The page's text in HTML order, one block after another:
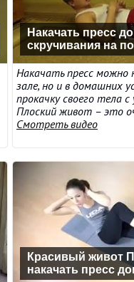
Накачать пресс
скручивания на
Накачать пресс можно
зале, но и в домашних
прокачку своего тела
Плоский живот – это
Смотреть видео
Красивый живот
накачать пресс